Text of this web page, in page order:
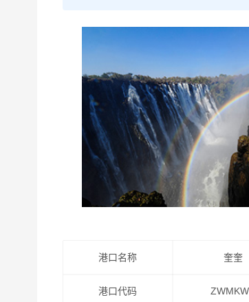
港口名称 奎奎
港口代码